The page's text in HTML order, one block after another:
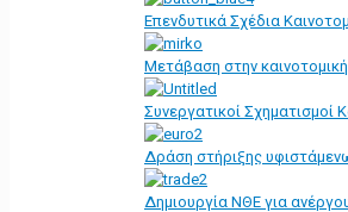
Επενδυτικά Σχέδια
Μετάβαση στην
Συνεργατικοί Σχηματισμοί
Δράση στήριξης
Δημιουργία ΝΘΕ για